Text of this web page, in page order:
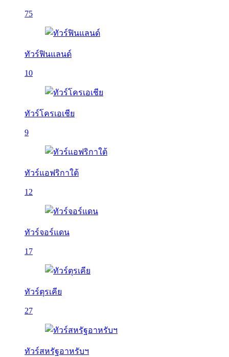
75
ทัวร์ฟินแลนด์
10
ทัวร์โครเอเชีย
9
ทัวร์แอฟริกาใต้
12
ทัวร์จอร์แดน
17
ทัวร์ตุรเคีย
27
ทัวร์สหรัฐอาหรับฯ